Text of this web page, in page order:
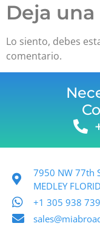
Deja
Lo siento, debes
comentario.
7950 NW 77th
MEDLEY
+1 305 938